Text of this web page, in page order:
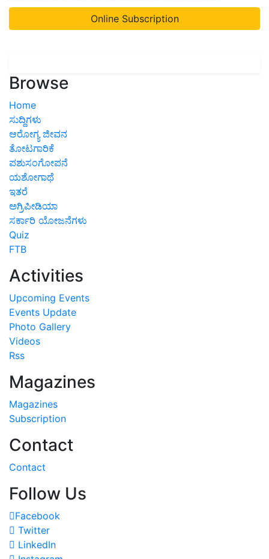
Online Subscription
Browse
Home
ಸುದ್ದಿಗಳು
ಆರೋಗ್ಯ ಜೀವನ
ತೋಟಗಾರಿಕೆ
ಪಶುಸಂಗೋಪನೆ
ಯಶೋಗಾಥೆ
ಇತರೆ
ಅಗ್ರಿಪೀಡಿಯಾ
ಸರ್ಕಾರಿ ಯೋಜನೆಗಳು
Quiz
FTB
Activities
Upcoming Events
Events Update
Photo Gallery
Videos
Rss
Magazines
Magazines
Subscription
Contact
Contact
Follow Us
Facebook
Twitter
LinkedIn